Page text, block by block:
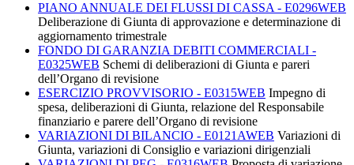
PIANO ANNUALE DEI FLUSSI DI CASSA - E0296WEB
Deliberazione di Giunta di approvazione e determinazione di
aggiornamento trimestrale
FONDO DI GARANZIA DEBITI COMMERCIALI -
E0325WEB Schemi di deliberazioni di Giunta e pareri
dell’Organo di revisione
ESERCIZIO PROVVISORIO - E0315WEB Impegno di
spesa, deliberazioni di Giunta, relazione del Responsabile
finanziario e parere dell’Organo di revisione
VARIAZIONI DI BILANCIO - E0121AWEB Variazioni di
Giunta, variazioni di Consiglio e variazioni dirigenziali